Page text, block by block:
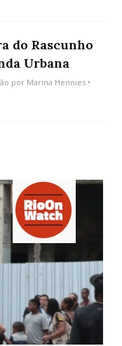
do Rascunho
Urbana
por Marina Hennies •